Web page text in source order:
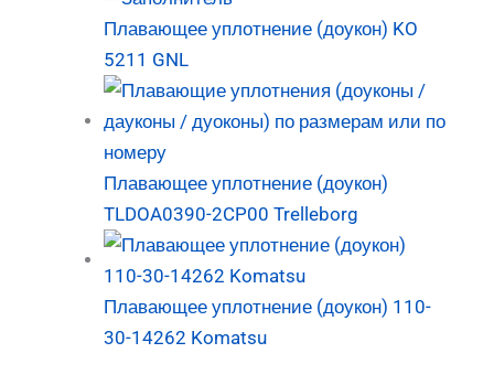
Плавающее уплотнение (доукон) KO
5211 GNL
Плавающее уплотнение (доукон)
TLDOA0390-2CP00 Trelleborg
Плавающее уплотнение (доукон) 110-
30-14262 Komatsu